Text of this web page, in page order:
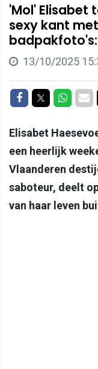
'Mol' Elisabet
sexy kant
13/10/2025
Delen opDelen op
Delen
Elisabet
een heerlijk
Vlaanderen
saboteur, deelt
van haar leven